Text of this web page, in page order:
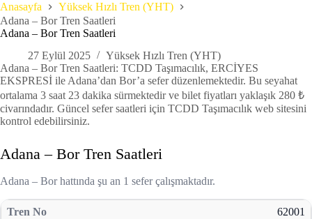
Anasayfa
Yüksek Hızlı Tren (YHT)
Adana – Bor Tren Saatleri
Adana – Bor Tren Saatleri
27 Eylül 2025
Yüksek Hızlı Tren (YHT)
Adana – Bor Tren Saatleri: TCDD Taşımacılık, ERCİYES
EKSPRESİ ile Adana’dan Bor’a sefer düzenlemektedir. Bu seyahat
ortalama 3 saat 23 dakika sürmektedir ve bilet fiyatları yaklaşık 280 ₺
civarındadır. Güncel sefer saatleri için TCDD Taşımacılık web sitesini
kontrol edebilirsiniz.
Adana – Bor Tren Saatleri
Adana – Bor hattında şu an 1 sefer çalışmaktadır.
62001